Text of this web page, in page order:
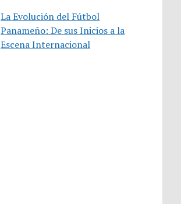
La Evolución del Fútbol
Panameño: De sus Inicios a la
Escena Internacional